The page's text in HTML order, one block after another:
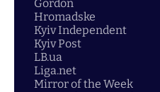
Gordon
Hromadske
Kyiv Independent
Kyiv Post
LB.ua
Liga.net
Mirror of the Week